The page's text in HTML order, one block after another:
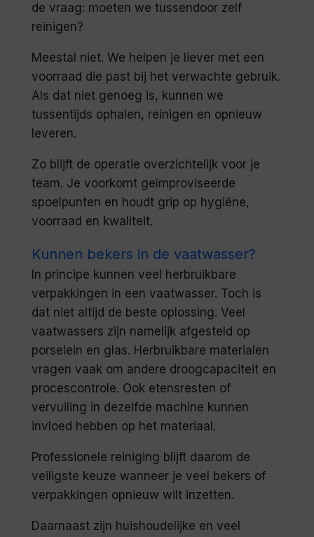
de vraag: moeten we tussendoor zelf
reinigen?
Meestal niet. We helpen je liever met een
voorraad die past bij het verwachte gebruik.
Als dat niet genoeg is, kunnen we
tussentijds ophalen, reinigen en opnieuw
leveren.
Zo blijft de operatie overzichtelijk voor je
team. Je voorkomt geïmproviseerde
spoelpunten en houdt grip op hygiëne,
voorraad en kwaliteit.
Kunnen bekers in de vaatwasser?
In principe kunnen veel herbruikbare
verpakkingen in een vaatwasser. Toch is
dat niet altijd de beste oplossing. Veel
vaatwassers zijn namelijk afgesteld op
porselein en glas. Herbruikbare materialen
vragen vaak om andere droogcapaciteit en
procescontrole. Ook etensresten of
vervuiling in dezelfde machine kunnen
invloed hebben op het materiaal.
Professionele reiniging blijft daarom de
veiligste keuze wanneer je veel bekers of
verpakkingen opnieuw wilt inzetten.
Daarnaast zijn huishoudelijke en veel